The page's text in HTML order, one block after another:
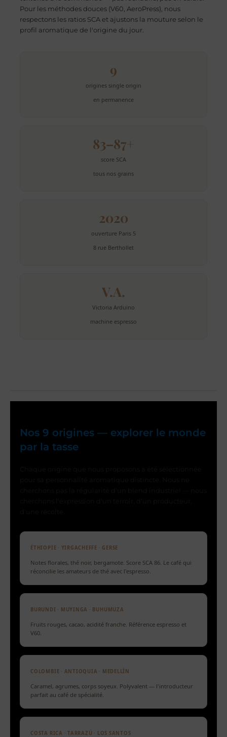
Pour les méthodes douces (V60, AeroPress), nous
respectons les ratios SCA et ajustons la mouture selon le
profil aromatique de l'origine du jour.
9
origines single origin
en permanence
83–87+
score SCA
tous nos grains
2020
ouverture Paris 5
8 rue Berthollet
V.A.
Victoria Arduino
machine espresso
Nos 9 origines — explorer le monde
par la tasse
ÉTHIOPIE · YIRGACHEFFE · GERSE
Notes florales, thé noir, bergamote. Score SCA 86. Le café qui
réconcilie les amateurs de thé avec l'espresso.
BURUNDI · MUYINGA · BUHUMUZA
Fruits rouges, cacao, acidité franche. Référence espresso et
V60.
COLOMBIE · ANTIOQUIA · MEDELLÍN
Caramel, agrumes, corps soyeux. Polyvalent — l'introducteur
parfait au café de spécialité.
COSTA RICA · TARRAZÚ · LOS SANTOS